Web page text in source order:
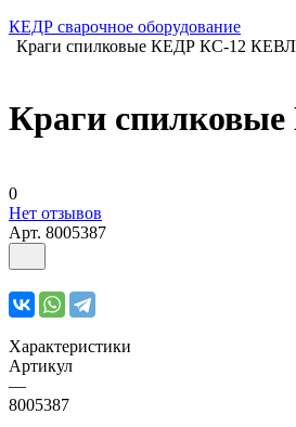
КЕДР сварочное оборудование
Краги спилковые КЕДР КС-12
Краги
0
Нет отзывов
Арт. 8005387
Характеристики
Артикул
—
8005387